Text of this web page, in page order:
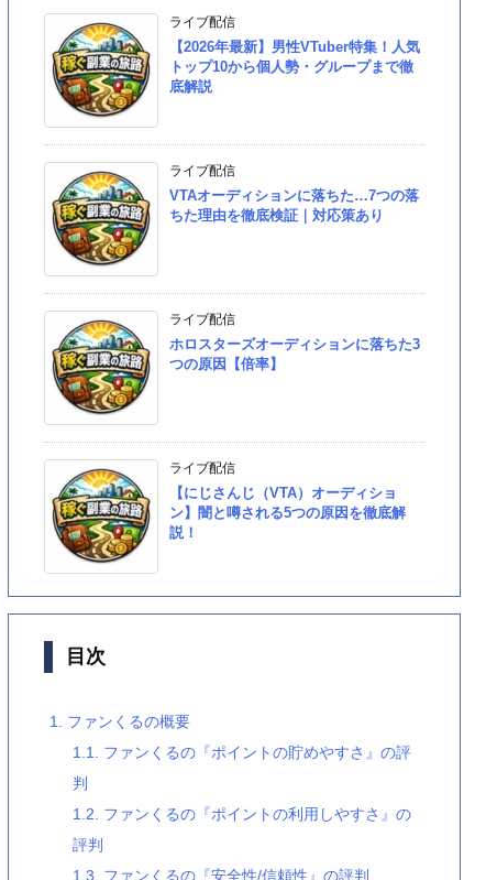
ライブ配信
【2026年最新】男性VTuber特集！人気
トップ10から個人勢・グループまで徹
底解説
ライブ配信
VTAオーディションに落ちた…7つの落
ちた理由を徹底検証｜対応策あり
ライブ配信
ホロスターズオーディションに落ちた3
つの原因【倍率】
ライブ配信
【にじさんじ（VTA）オーディショ
ン】闇と噂される5つの原因を徹底解
説！
目次
1.
ファンくるの概要
1.1.
ファンくるの『ポイントの貯めやすさ』の評
判
1.2.
ファンくるの『ポイントの利用しやすさ』の
評判
1.3.
ファンくるの『安全性/信頼性』の評判